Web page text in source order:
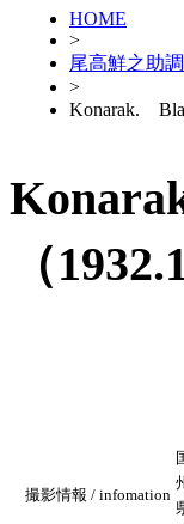
HOME
>
尾高鮮之助
>
Konarak.
（
撮影情報 / infomation